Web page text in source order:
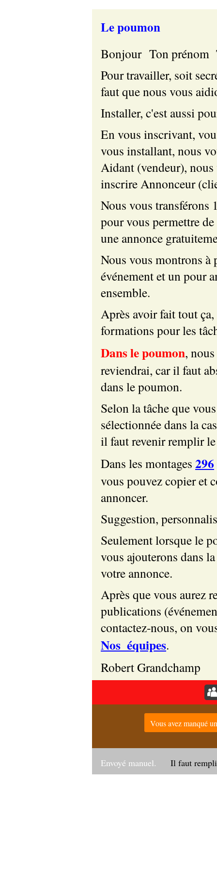
Le poumon
Bonjour Ton prénom
Pour travailler, soit
faut que nous vous
Installer, c'est aussi
En vous inscrivant,
vous installant, nous
Aidant (vendeur),
inscrire Annonceur
Nous vous
pour vous permettre
une annonce
Nous vous montrons à
événement et un pour
ensemble.
Après avoir fait tout
formations pour les
Dans le poumon,
reviendrai, car il faut
dans le poumon.
Selon la tâche que
sélectionnée dans la
il faut revenir remplir
Dans les montages 296
vous pouvez copier et
annoncer.
Suggestion,
Seulement lorsque le
vous ajouterons dans
votre annonce.
Après que vous aurez
publications
contactez-nous, on
Nos_équipes.
Robert Grandchamp
Vous avez manqué
Envoyé manuel. Il faut